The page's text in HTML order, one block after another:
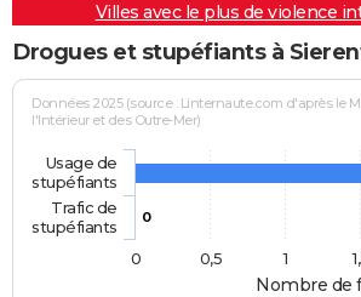
Villes avec le plus de violence
Drogues et stupéfiants à
Nombre de
Données 2025 (source : Linternaute.com d'après le
l'Intérieur et des Outre-Mer)
0
Usage de
stupéfiants
Trafic de
stupéfiants
0
0,5 1